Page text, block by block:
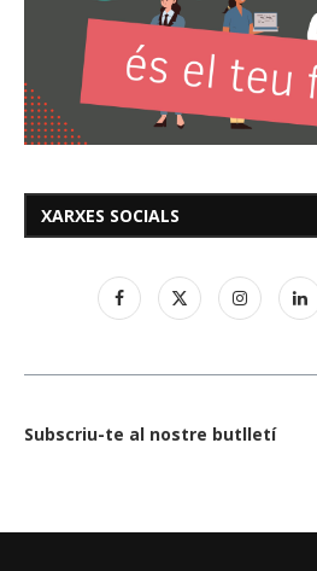
XARXES SOCIALS
Subscriu-te al nostre butlletí